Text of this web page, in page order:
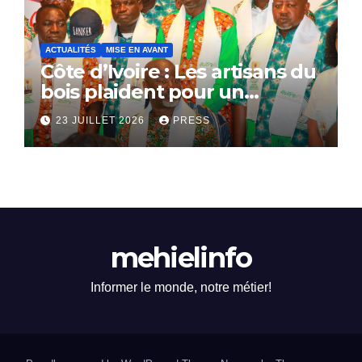
ACTUALITÉS MISE EN AVANT
Côte d’Ivoire : Les artisans du
bois plaident pour un
dialogue national
23 JUILLET 2026 PRESS
mehielinfo
Informer le monde, notre métier!